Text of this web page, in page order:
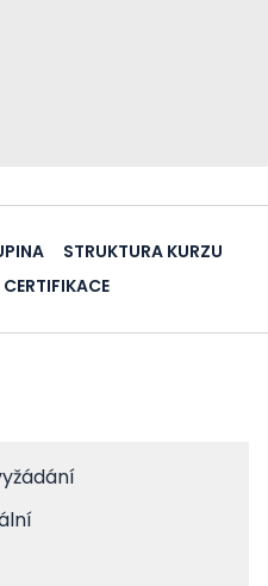
STRUKTURA KURZU
CERTIFIKACE